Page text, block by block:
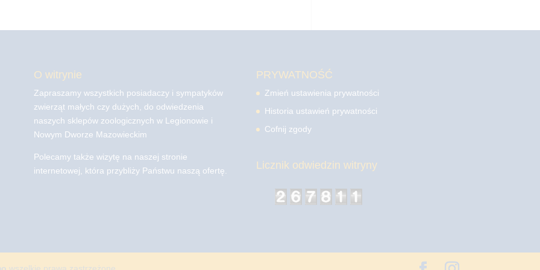
O witrynie
Zapraszamy wszystkich posiadaczy i sympatyków
zwierząt małych czy dużych, do odwiedzenia
naszych sklepów zoologicznych w Legionowie i
Nowym Dworze Mazowieckim
Polecamy także wizytę na naszej stronie
internetowej, która przybliży Państwu naszą ofertę.
PRYWATNOŚĆ
Zmień ustawienia prywatności
Historia ustawień prywatności
Cofnij zgody
Licznik odwiedzin witryny